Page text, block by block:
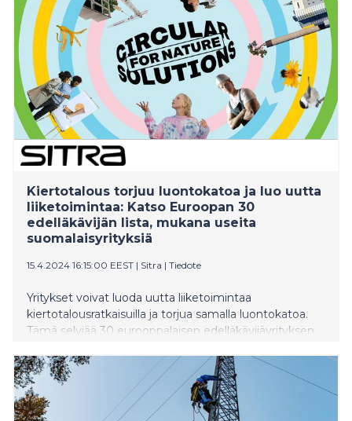
Kiertotalous torjuu luontokatoa ja luo uutta
liiketoimintaa: Katso Euroopan 30
edelläkävijän lista, mukana useita
suomalaisyrityksiä
15.4.2024 16:15:00 EEST | Sitra | Tiedote
Yritykset voivat luoda uutta liiketoimintaa
kiertotalousratkaisuilla ja torjua samalla luontokatoa.
Tämä selviää 30 eurooppalaisen edelläkävijäyrityksen
kiertotalousfoorumissa WCEF2024:ssä Brysselissä
maanantaina. Samalla tulevaisuustalo Sitra esitteli
uraauurtavan käsikirjan, joka opastaa yrityksiä luontoa
vahvistavan kiertotalousliiketoiminnan kehittämisessä.